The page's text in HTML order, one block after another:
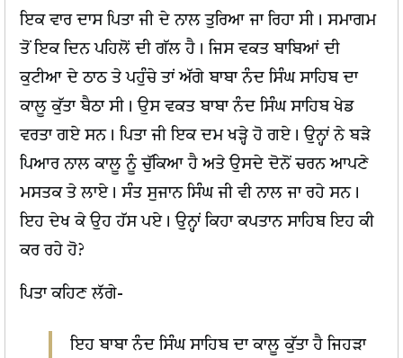
ਇਕ ਵਾਰ ਦਾਸ ਪਿਤਾ ਜੀ ਦੇ ਨਾਲ ਤੁਰਿਆ ਜਾ ਰਿਹਾ ਸੀ। ਸਮਾਗਮ
ਤੋਂ ਇਕ ਦਿਨ ਪਹਿਲੋਂ ਦੀ ਗੱਲ ਹੈ। ਜਿਸ ਵਕਤ ਬਾਬਿਆਂ ਦੀ
ਕੁਟੀਆ ਦੇ ਠਾਠ ਤੇ ਪਹੁੰਚੇ ਤਾਂ ਅੱਗੇ ਬਾਬਾ ਨੰਦ ਸਿੰਘ ਸਾਹਿਬ ਦਾ
ਕਾਲੂ ਕੁੱਤਾ ਬੈਠਾ ਸੀ। ਉਸ ਵਕਤ ਬਾਬਾ ਨੰਦ ਸਿੰਘ ਸਾਹਿਬ ਖੇਡ
ਵਰਤਾ ਗਏ ਸਨ। ਪਿਤਾ ਜੀ ਇਕ ਦਮ ਖੜ੍ਹੇ ਹੋ ਗਏ। ਉਨ੍ਹਾਂ ਨੇ ਬੜੇ
ਪਿਆਰ ਨਾਲ ਕਾਲੂ ਨੂੰ ਚੁੱਕਿਆ ਹੈ ਅਤੇ ਉਸਦੇ ਦੋਨੋਂ ਚਰਨ ਆਪਣੇ
ਮਸਤਕ ਤੇ ਲਾਏ। ਸੰਤ ਸੁਜਾਨ ਸਿੰਘ ਜੀ ਵੀ ਨਾਲ ਜਾ ਰਹੇ ਸਨ।
ਇਹ ਦੇਖ ਕੇ ਉਹ ਹੱਸ ਪਏ। ਉਨ੍ਹਾਂ ਕਿਹਾ ਕਪਤਾਨ ਸਾਹਿਬ ਇਹ ਕੀ
ਕਰ ਰਹੇ ਹੋ?
ਪਿਤਾ ਕਹਿਣ ਲੱਗੇ-
ਇਹ ਬਾਬਾ ਨੰਦ ਸਿੰਘ ਸਾਹਿਬ ਦਾ ਕਾਲੂ ਕੁੱਤਾ ਹੈ ਜਿਹੜਾ